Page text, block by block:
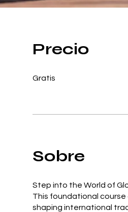
Precio
Gratis
Sobre
Step into the World of
This foundational
shaping international